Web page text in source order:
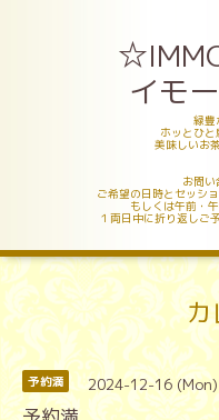
イモ
緑豊
ホッとひと
美味しいお
お問い
ご希望の日時とセッシ
もしくは午前・
１両日中に折り返しご
カ
予約満 2024-12-16 (Mon)